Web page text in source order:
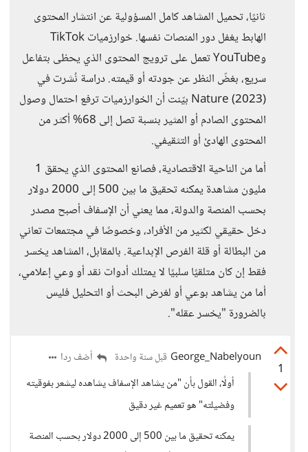
ثانيًا، تحميل المشاهد كامل المسؤولية عن انتشار المحتوى
الهابط يغفل دور المنصات نفسها. خوارزميات TikTok
وYouTube تعمل على ترويج المحتوى الذي يحظى بتفاعل
سريع، بغضّ النظر عن جودته أو قيمته. دراسة نُشرت في
Nature (2023) بيّنت أن الخوارزميات ترفع احتمال وصول
المحتوى الصادم أو المثير بنسبة تصل إلى 68% أكثر من
المحتوى الهادئ أو التثقيفي.
أما من الناحية الاقتصادية، فصانع المحتوى الذي يحقق 1
مليون مشاهدة يمكنه تحقيق ما بين 500 إلى 2000 دولار
بحسب المنصة والدولة، مما يعني أن الإسفاف أصبح مصدر
دخل حقيقي لكثير من الأفراد، وخصوصًا في مجتمعات تعاني
من البطالة أو قلة الفرص الإبداعية. بالمقابل، المشاهد يخسر
فقط إن كان متلقيًا سلبيًا لا يمتلك أدوات نقد أو وعي إعلامي،
أما من يشاهد بوعي أو لغرض البحث أو التحليل فليس
بالضرورة "يخسر عقله".
1
George_Nabelyoun قبل سنة واحدة
أضف ردا
أولًا، القول بأن "من يشاهد الإسفاف يشاهده ليشعر بفوقيته
وفضيلته" هو تعميم غير دقيق
يمكنه تحقيق ما بين 500 إلى 2000 دولار بحسب المنصة